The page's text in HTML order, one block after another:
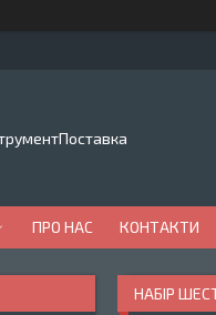
ПРО НАС КОНТАКТИ
НАБІР